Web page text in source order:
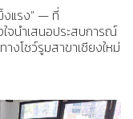
งแรง" — ที่
ใจนำเสนอประสบการณ์
งโชว์รูมสาขาเชียงใหม่